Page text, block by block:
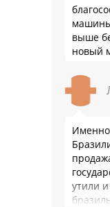
выше
новый
утили